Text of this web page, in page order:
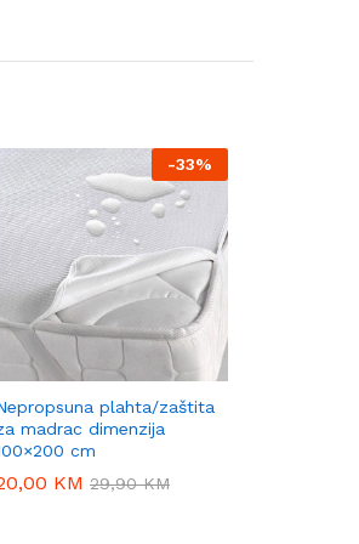
-33%
plahta/zaštita
madrac dimenzija
cm
KM 29,90KM
KM 29,90KM